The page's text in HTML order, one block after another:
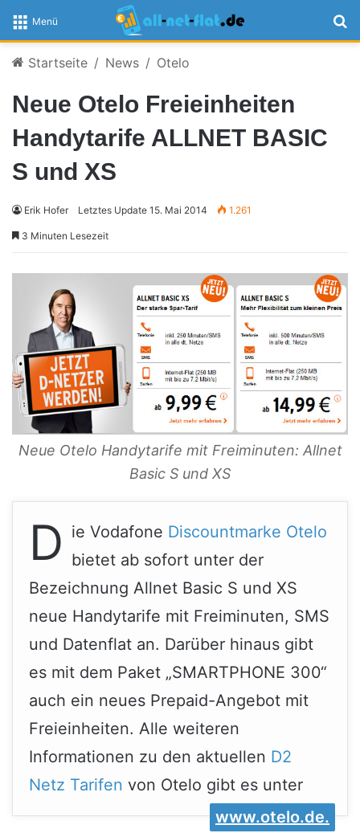
Menü
Startseite / News / Otelo
Neue Otelo Freieinheiten
Handytarife ALLNET BASIC
S und XS
Erik Hofer Letztes Update 15. Mai 2014 1.261
3 Minuten Lesezeit
Neue Otelo Handytarife mit Freiminuten: Allnet
Basic S und XS
D ie Vodafone Discountmarke Otelo
bietet ab sofort unter der
Bezeichnung Allnet Basic S und XS
neue Handytarife mit Freiminuten, SMS
und Datenflat an. Darüber hinaus gibt
es mit dem Paket „SMARTPHONE 300“
auch ein neues Prepaid-Angebot mit
Freieinheiten. Alle weiteren
Informationen zu den aktuellen D2
Netz Tarifen von Otelo gibt es unter
www.otelo.de.